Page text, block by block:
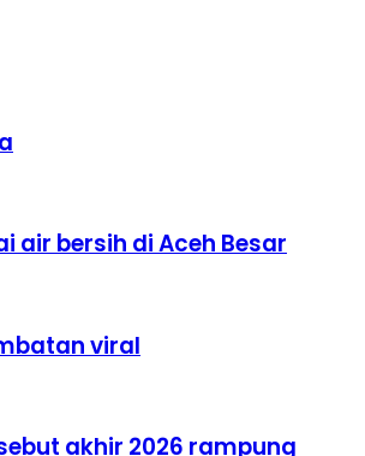
air bersih di Aceh Besar
viral
akhir 2026 rampung